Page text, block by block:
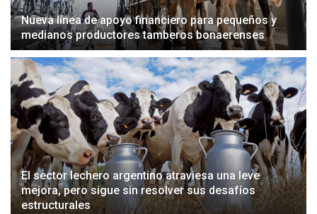
Nueva línea de apoyo financiero para pequeños y
medianos productores tamberos bonaerenses
El sector lechero argentino atraviesa una leve
mejora, pero sigue sin resolver sus desafíos
estructurales